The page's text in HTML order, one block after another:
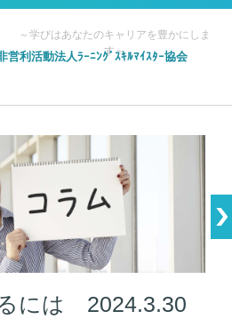
営利活動法人ﾗｰﾆﾝｸﾞｽｷﾙﾏｲｽﾀｰ協会
～学びはあなたのキャリアを豊かにしま
す～
には 2024.3.30